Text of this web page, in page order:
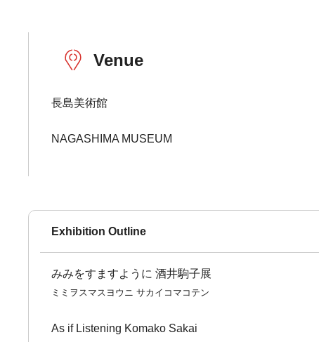
Venue
長島美術館
NAGASHIMA MUSEUM
Exhibition Outline
みみをすますように 酒井駒子展
ミミヲスマスヨウニ サカイコマコテン
As if Listening Komako Sakai